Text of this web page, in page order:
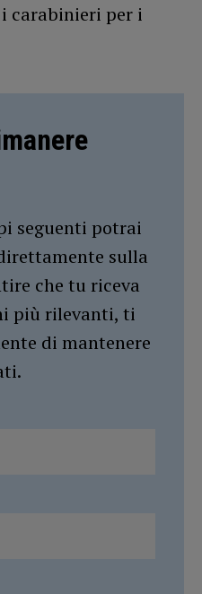
carabinieri per i
seguenti potrai
sulla
che tu riceva
più rilevanti, ti
di mantenere